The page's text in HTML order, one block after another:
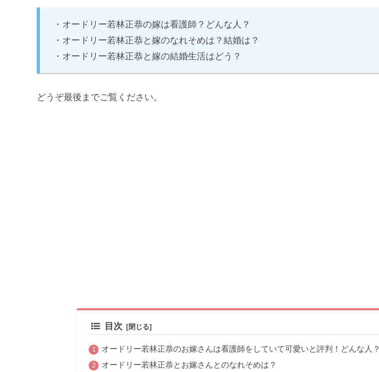
・オードリー若林正恭の嫁は看護師？どんな人？
・オードリー若林正恭と嫁のなれそめは？結婚は？
・オードリー若林正恭と嫁の結婚生活はどう？
どうぞ最後までご覧ください。
目次
オードリー若林正恭のお嫁さんは看護師をしていて可愛いと評判！どんな人？
オードリー若林正恭とお嫁さんとのなれそめは？